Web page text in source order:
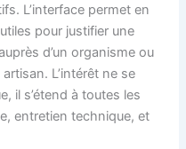
L’interface permet en
pour justifier une
d’un organisme ou
L’intérêt ne se
il s’étend à toutes les
entretien technique, et